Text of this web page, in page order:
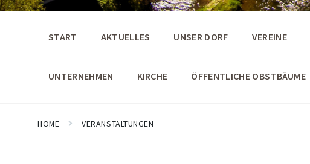
START AKTUELLES UNSER DORF VEREINE
UNTERNEHMEN KIRCHE ÖFFENTLICHE OBSTBÄUME
HOME VERANSTALTUNGEN